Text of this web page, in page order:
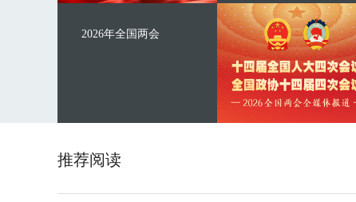
2026年全国两会
推荐阅读